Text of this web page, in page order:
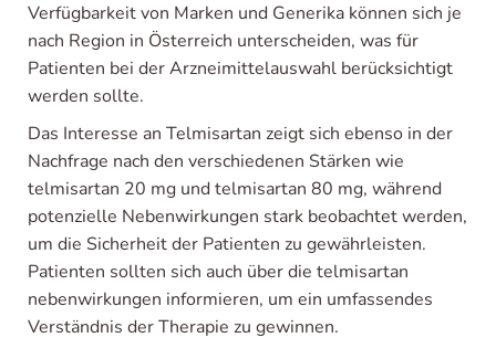
Verfügbarkeit von Marken und Generika können sich je
nach Region in Österreich unterscheiden, was für
Patienten bei der Arzneimittelauswahl berücksichtigt
werden sollte.
Das Interesse an Telmisartan zeigt sich ebenso in der
Nachfrage nach den verschiedenen Stärken wie
telmisartan 20 mg und telmisartan 80 mg, während
potenzielle Nebenwirkungen stark beobachtet werden,
um die Sicherheit der Patienten zu gewährleisten.
Patienten sollten sich auch über die telmisartan
nebenwirkungen informieren, um ein umfassendes
Verständnis der Therapie zu gewinnen.